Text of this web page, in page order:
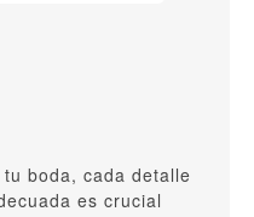
boda, cada detalle
es crucial